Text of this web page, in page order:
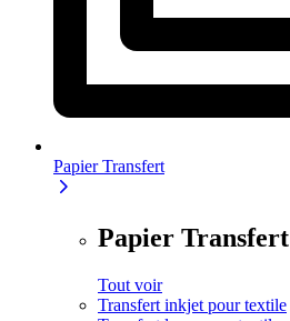
Papier Transfert
Papier Transfert
Tout voir
Transfert inkjet pour textile